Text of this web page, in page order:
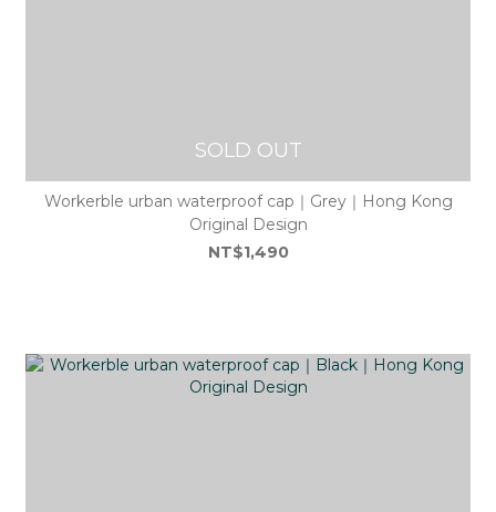
SOLD OUT
Workerble urban waterproof cap｜Grey｜Hong Kong
Original Design
NT$1,490